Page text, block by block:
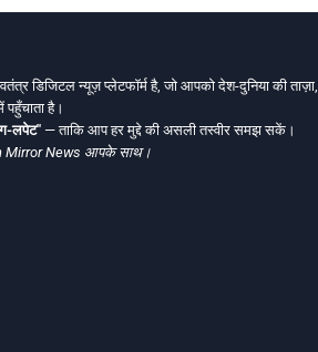
डिजिटल न्यूज़ प्लेटफॉर्म है, जो आपको देश-दुनिया की ताज़ा,
है।
लपेट" — ताकि आप हर मुद्दे की असली तस्वीर समझ सकें।
Mirror News आपके साथ।